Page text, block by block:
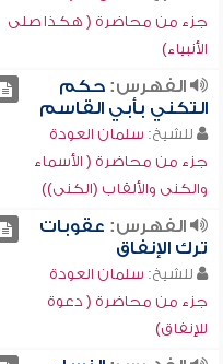
جزء من محاضرة ( هكذا صلى
الأنبياء)
الفهرس:حكم
التكني بأبي القاسم
للشيخ: سلمان العودة
جزء من محاضرة ( الأسماء
والكنى والألقاب (الكنى))
الفهرس: عقوبات
ترك الإنفاق
للشيخ: سلمان العودة
جزء من محاضرة ( دعوة
للإنفاق)